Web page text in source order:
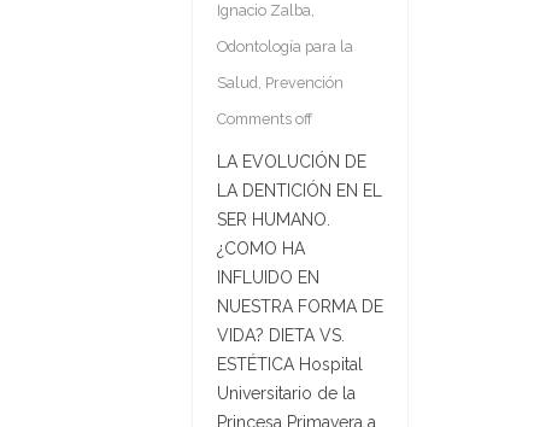
Ignacio Zalba,
Odontología para la
Salud, Prevención
Comments off
LA EVOLUCIÓN DE
LA DENTICIÓN EN EL
SER HUMANO.
¿COMO HA
INFLUIDO EN
NUESTRA FORMA DE
VIDA? DIETA VS.
ESTÉTICA Hospital
Universitario de la
Princesa Primavera a